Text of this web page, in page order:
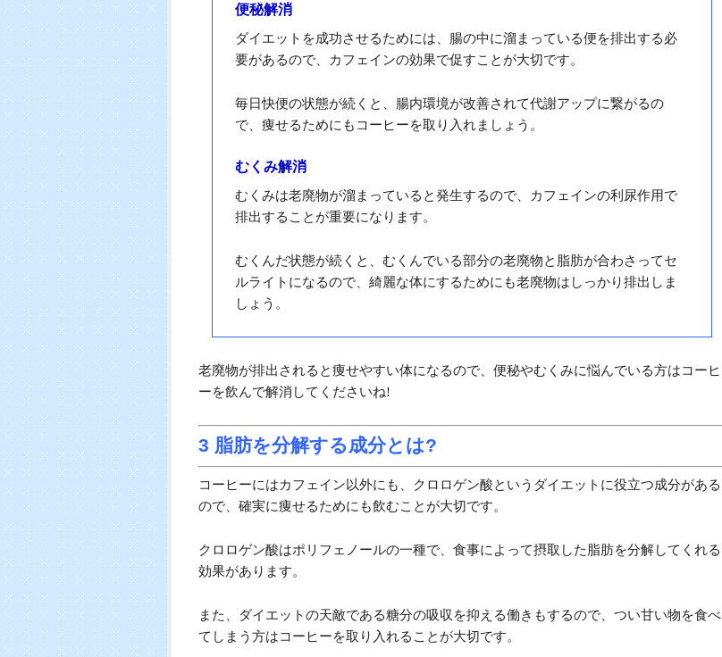
便秘解消
ダイエットを成功させるためには、腸の中に溜まっている便を排出する必
要があるので、カフェインの効果で促すことが大切です。
毎日快便の状態が続くと、腸内環境が改善されて代謝アップに繋がるの
で、痩せるためにもコーヒーを取り入れましょう。
むくみ解消
むくみは老廃物が溜まっていると発生するので、カフェインの利尿作用で
排出することが重要になります。
むくんだ状態が続くと、むくんでいる部分の老廃物と脂肪が合わさってセ
ルライトになるので、綺麗な体にするためにも老廃物はしっかり排出しま
しょう。
老廃物が排出されると痩せやすい体になるので、便秘やむくみに悩んでいる方はコーヒ
ーを飲んで解消してくださいね!
3 脂肪を分解する成分とは?
コーヒーにはカフェイン以外にも、クロロゲン酸というダイエットに役立つ成分がある
ので、確実に痩せるためにも飲むことが大切です。
クロロゲン酸はポリフェノールの一種で、食事によって摂取した脂肪を分解してくれる
効果があります。
また、ダイエットの天敵である糖分の吸収を抑える働きもするので、つい甘い物を食べ
てしまう方はコーヒーを取り入れることが大切です。